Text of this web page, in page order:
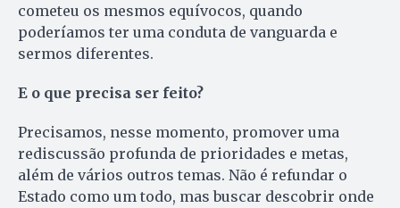
cometeu os mesmos equívocos, quando
poderíamos ter uma conduta de vanguarda e
sermos diferentes.
E o que precisa ser feito?
Precisamos, nesse momento, promover uma
rediscussão profunda de prioridades e metas,
além de vários outros temas. Não é refundar o
Estado como um todo, mas buscar descobrir onde